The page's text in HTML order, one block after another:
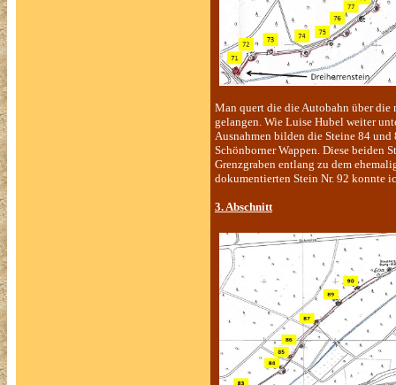
Man quert die die Autobahn über die
gelangen. Wie Luise Hubel weiter
Ausnahmen bilden die Steine 84 und
Schönborner Wappen. Diese beiden
Grenzgraben entlang zu dem
dokumentierten Stein Nr. 92 konnte
3. Abschnitt